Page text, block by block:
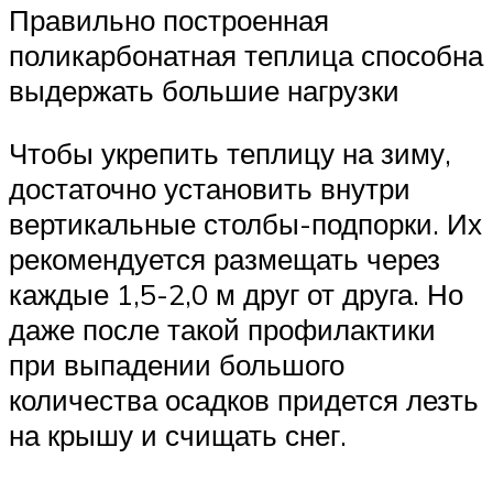
Правильно построенная
поликарбонатная теплица способна
выдержать большие нагрузки
Чтобы укрепить теплицу на зиму,
достаточно установить внутри
вертикальные столбы-подпорки. Их
рекомендуется размещать через
каждые 1,5-2,0 м друг от друга. Но
даже после такой профилактики
при выпадении большого
количества осадков придется лезть
на крышу и счищать снег.